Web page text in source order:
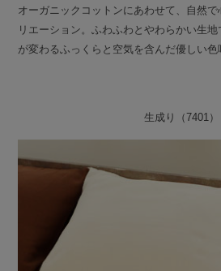
オーガニックコットンにあわせて、自然
リエーション。ふわふわとやわらかい生
が変わるふっくらと空気を含んだ優しい色
生成り（7401）